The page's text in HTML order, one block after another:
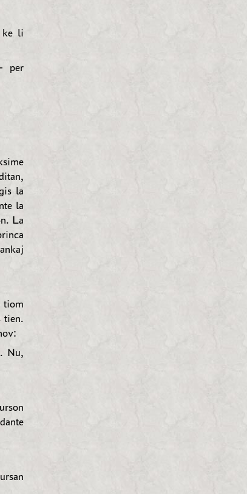
ke li
per
la
la
La
tiom
tien.
Nu,